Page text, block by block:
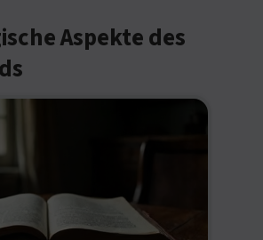
Aspekte des